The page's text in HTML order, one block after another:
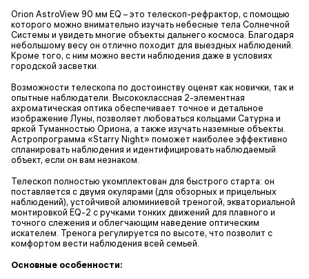
Orion AstroView 90 мм EQ – это телескоп-рефрактор, с помощью
которого можно внимательно изучать небесные тела Солнечной
Системы и увидеть многие объекты дальнего космоса. Благодаря
небольшому весу он отлично походит для выездных наблюдений.
Кроме того, с ним можно вести наблюдения даже в условиях
городской засветки.
Возможности телескопа по достоинству оценят как новички, так и
опытные наблюдатели. Высококлассная 2-элементная
ахроматическая оптика обеспечивает точное и детальное
изображение Луны, позволяет любоваться кольцами Сатурна и
яркой Туманностью Ориона, а также изучать наземные объекты.
Астропрограмма «Starry Night» поможет наиболее эффективно
спланировать наблюдения и идентифицировать наблюдаемый
объект, если он вам незнаком.
Телескоп полностью укомплектован для быстрого старта: он
поставляется с двумя окулярами (для обзорных и прицельных
наблюдений), устойчивой алюминиевой треногой, экваториальной
монтировкой EQ-2 с ручками тонких движений для плавного и
точного слежения и облегчающим наведение оптическим
искателем. Тренога регулируется по высоте, что позволит с
комфортом вести наблюдения всей семьей.
Основные особенности: